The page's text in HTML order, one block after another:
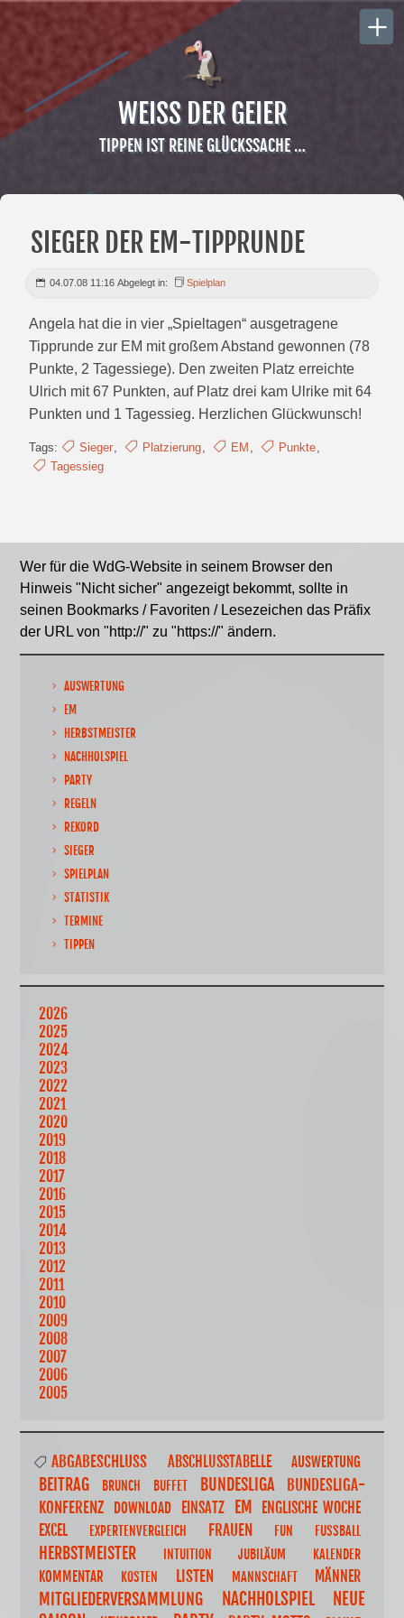
WEISS DER GEIER
TIPPEN IST REINE GLÜCKSSACHE …
SIEGER DER EM-TIPPRUNDE
04.07.08 11:16 Abgelegt in: Spielplan
Angela hat die in vier „Spieltagen“ ausgetragene
Tipprunde zur EM mit großem Abstand gewonnen (78
Punkte, 2 Tagessiege). Den zweiten Platz erreichte
Ulrich mit 67 Punkten, auf Platz drei kam Ulrike mit 64
Punkten und 1 Tagessieg. Herzlichen Glückwunsch!
Tags: Sieger, Platzierung, EM , Punkte,
Tagessieg
Wer für die WdG-Website in seinem Browser den
Hinweis "Nicht sicher" angezeigt bekommt, sollte in
seinen Bookmarks / Favoriten / Lesezeichen das Präfix
der URL von "http://" zu "https://" ändern.
AUSWERTUNG
EM
HERBSTMEISTER
NACHHOLSPIEL
PARTY
REGELN
REKORD
SIEGER
SPIELPLAN
STATISTIK
TERMINE
TIPPEN
2026
2025
2024
2023
2022
2021
2020
2019
2018
2017
2016
2015
2014
2013
2012
2011
2010
2009
2008
2007
2006
2005
ABGABESCHLUSS ABSCHLUSSTABELLE AUSWERTUNG
BEITRAG BRUNCH BUFFET BUNDESLIGA
BUNDESLIGA-
KONFERENZ
DOWNLOAD EINSATZ EM
ENGLISCHE WOCHE
EXCEL
EXPERTENVERGLEICH FRAUEN FUN FUSSBALL
HERBSTMEISTER INTUITION JUBILÄUM KALENDER
KOMMENTAR KOSTEN LISTEN MANNSCHAFT MÄNNER
MITGLIEDERVERSAMMLUNG NACHHOLSPIEL
NEUE